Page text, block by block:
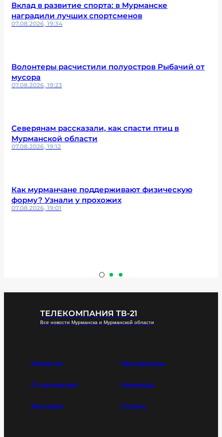
Вклад в развитие спорта: в Мурманске
наградили лучших спортсменов
07.08.2026, 19:34
Волонтеры расчистили полуостров Рыбачий от
мусора
07.08.2026, 19:23
Северянам рассказали, как спасти птиц в
Мурманской области
07.08.2026, 19:12
Как мурманчане поддерживают физическую
форму? Узнали у прохожих
07.08.2026, 19:01
ТЕЛЕКОМПАНИЯ ТВ-21
Все новости Мурманска и Мурманской области
Новости Программы
О компании Команда
Реклама Статьи